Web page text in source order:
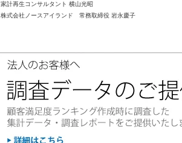
家計再生コンサルタント 横山光昭
株式会社ノースアイランド 常務取締役 岩永慶子